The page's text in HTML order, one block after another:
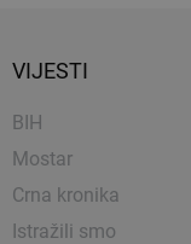
VIJESTI
BIH
Mostar
Crna kronika
Istražili smo